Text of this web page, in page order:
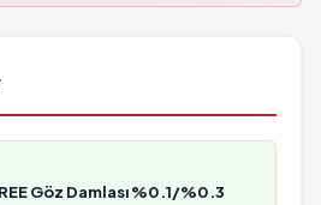
Göz Damlası %0.1/%0.3